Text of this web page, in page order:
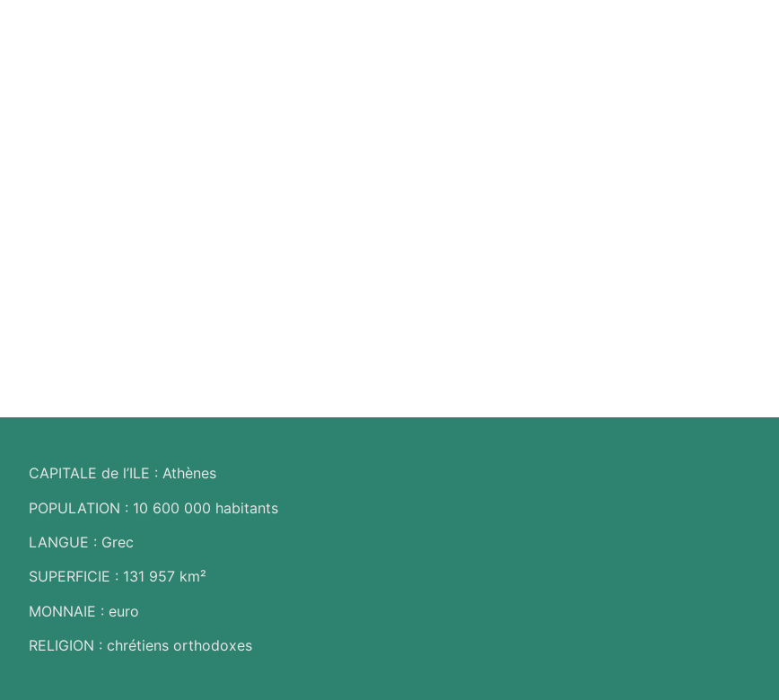
GRECE
CAPITALE de l’ILE : Athènes
POPULATION : 10 600 000 habitants
LANGUE : Grec
SUPERFICIE : 131 957 km²
MONNAIE : euro
RELIGION : chrétiens orthodoxes